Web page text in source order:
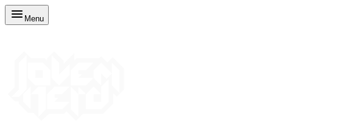
Menu